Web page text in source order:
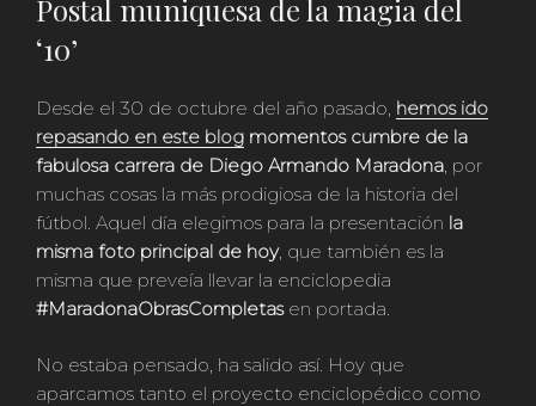
Postal muniquesa de la magia del
‘10’
Desde el 30 de octubre del año pasado, hemos ido
repasando en este blog momentos cumbre de la
fabulosa carrera de Diego Armando Maradona, por
muchas cosas la más prodigiosa de la historia del
fútbol. Aquel día elegimos para la presentación la
misma foto principal de hoy, que también es la
misma que preveía llevar la enciclopedia
#MaradonaObrasCompletasen portada.
No estaba pensado, ha salido así. Hoy que
aparcamos tanto el proyecto enciclopédico como